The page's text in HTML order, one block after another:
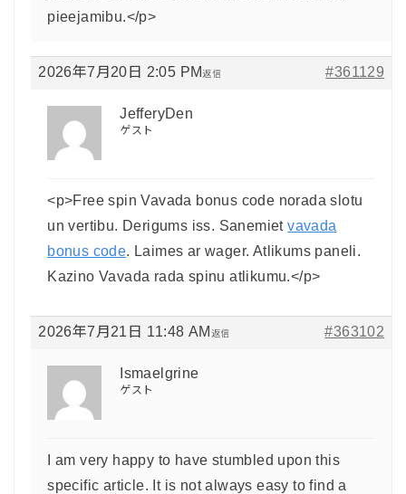
pieejamibu.</p>
2026年7月20日 2:05 PM #361129
返信
JefferyDen
ゲスト
<p>Free spin Vavada bonus code norada slotu
un vertibu. Derigums iss. Sanemietvavada
bonus code. Laimes ar wager. Atlikums paneli.
Kazino Vavada rada spinu atlikumu.</p>
2026年7月21日 11:48 AM #363102
返信
Ismaelgrine
ゲスト
I am very happy to have stumbled upon this
specific article. It is not always easy to find a